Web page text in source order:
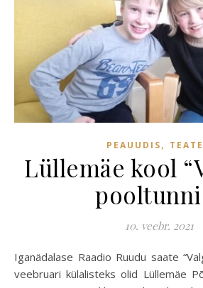
PEAUUDIS,
Lüllemäe kool
10. veebr. 2021
Iganädalase Raadio Ruudu saate “Valgalase pooltund” 10.
veebruari külalisteks olid Lüllemäe